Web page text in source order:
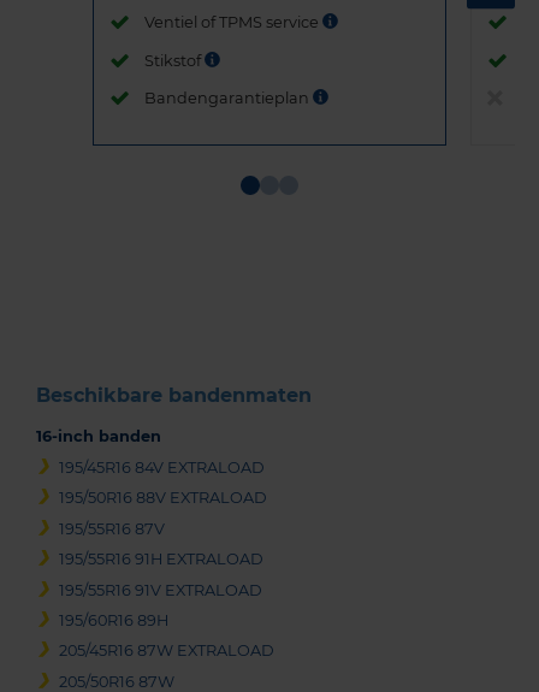
Ventiel of TPMS service
Stikstof
Bandengarantieplan
Beschikbare bandenmaten
16-inch banden
195/45R16 84V EXTRALOAD
195/50R16 88V EXTRALOAD
195/55R16 87V
195/55R16 91H EXTRALOAD
195/55R16 91V EXTRALOAD
195/60R16 89H
205/45R16 87W EXTRALOAD
205/50R16 87W